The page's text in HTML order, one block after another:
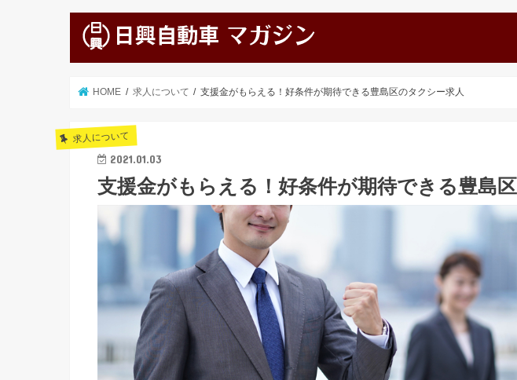
HOME 求人について 支援金がもらえる！好条件が期待できる豊島区のタクシー求人
求人について
2021.01.03
支援金がもらえる！好条件が期待できる豊島